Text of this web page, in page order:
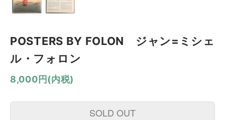
POSTERS BY FOLON ジャン=ミシェ
ル・フォロン
8,000円(内税)
SOLD OUT